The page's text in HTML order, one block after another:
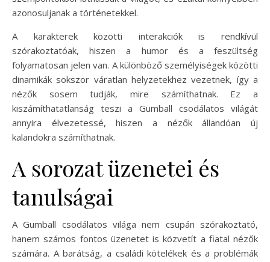
azonosuljanak a történetekkel.
A karakterek közötti interakciók is rendkívül
szórakoztatóak, hiszen a humor és a feszültség
folyamatosan jelen van. A különböző személyiségek közötti
dinamikák sokszor váratlan helyzetekhez vezetnek, így a
nézők sosem tudják, mire számíthatnak. Ez a
kiszámíthatatlanság teszi a Gumball csodálatos világát
annyira élvezetessé, hiszen a nézők állandóan új
kalandokra számíthatnak.
A sorozat üzenetei és
tanulságai
A Gumball csodálatos világa nem csupán szórakoztató,
hanem számos fontos üzenetet is közvetít a fiatal nézők
számára. A barátság, a családi kötelékek és a problémák